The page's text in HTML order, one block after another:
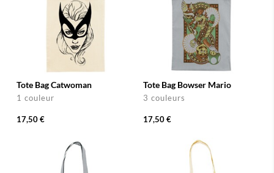
Tote Bag Catwoman
1 couleur
17,50 €
Tote Bag Bowser Mario
3 couleurs
17,50 €